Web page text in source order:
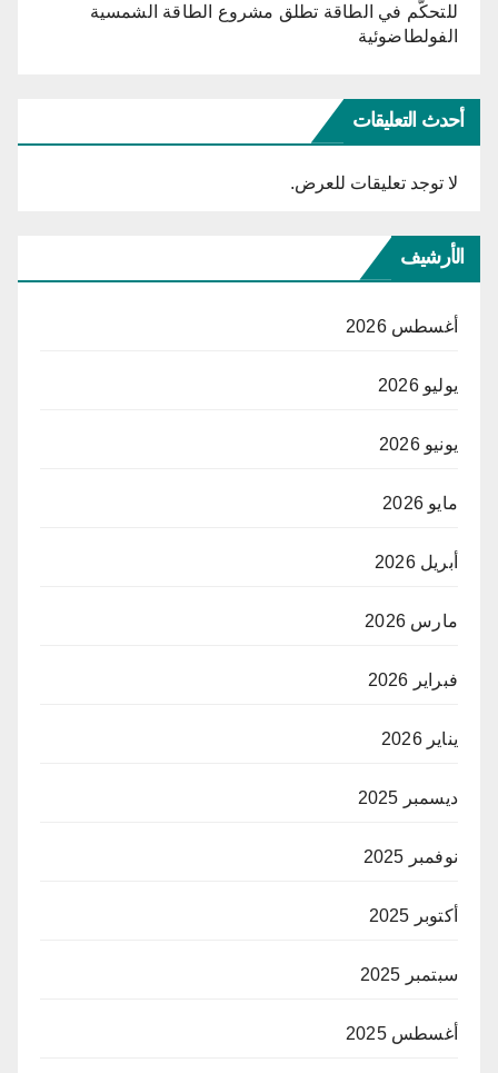
للتحكّم في الطاقة تطلق مشروع الطاقة الشمسية
الفولطاضوئية
أحدث التعليقات
لا توجد تعليقات للعرض.
الأرشيف
أغسطس 2026
يوليو 2026
يونيو 2026
مايو 2026
أبريل 2026
مارس 2026
فبراير 2026
يناير 2026
ديسمبر 2025
نوفمبر 2025
أكتوبر 2025
سبتمبر 2025
أغسطس 2025